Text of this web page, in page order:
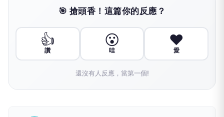
🎯 搶頭香！這篇你的反應？
👍
讚
😮
哇
❤️
愛
還沒有人反應，當第一個!